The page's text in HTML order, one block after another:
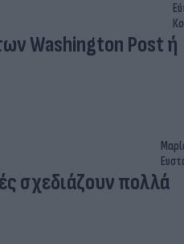
Washington Post ή
σχεδιάζουν πολλά